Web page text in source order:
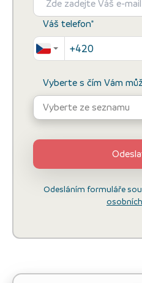
Váš telefon*
Vyberte s čím Vám
Vyberte ze seznamu
Odesláním formuláře